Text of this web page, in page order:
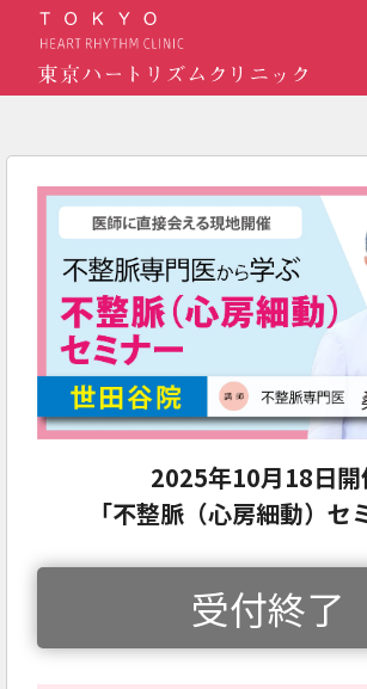
2025年10月18日開
「不整脈（心房細動）セ
受付終了